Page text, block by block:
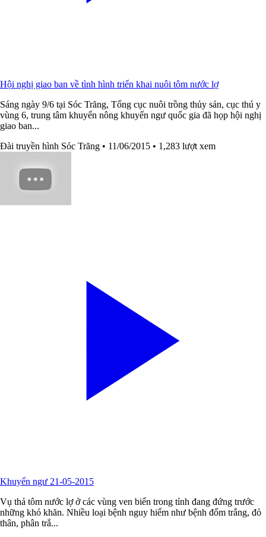
Hội nghị giao ban về tình hình triển khai nuôi tôm nước lợ
Sáng ngày 9/6 tại Sóc Trăng, Tổng cục nuôi trồng thủy sản, cục thú y
vùng 6, trung tâm khuyến nông khuyến ngư quốc gia đã họp hội nghị
giao ban...
Đài truyền hình Sóc Trăng • 11/06/2015 • 1,283 lượt xem
Khuyến ngư 21-05-2015
Vụ thả tôm nước lợ ở các vùng ven biển trong tỉnh đang đứng trước
những khó khăn. Nhiều loại bệnh nguy hiểm như bệnh đốm trắng, đỏ
thân, phân trắ...